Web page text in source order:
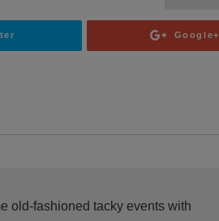
Google+
old-fashioned tacky events with